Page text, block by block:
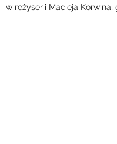
w reżyserii Macieja Korwina,